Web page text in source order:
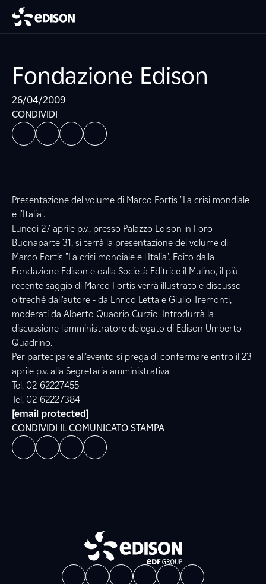
Fondazione Edison
26/04/2009
CONDIVIDI
Presentazione del volume di Marco Fortis "La crisi mondiale
e l'Italia".
Lunedì 27 aprile p.v., presso Palazzo Edison in Foro
Buonaparte 31, si terrà la presentazione del volume di
Marco Fortis "La crisi mondiale e l'Italia". Edito dalla
Fondazione Edison e dalla Società Editrice il Mulino, il più
recente saggio di Marco Fortis verrà illustrato e discusso -
oltreché dall'autore - da Enrico Letta e Giulio Tremonti,
moderati da Alberto Quadrio Curzio. Introdurrà la
discussione l'amministratore delegato di Edison Umberto
Quadrino.
Per partecipare all’evento si prega di confermare entro il 23
aprile p.v. alla Segretaria amministrativa:
Tel. 02-62227455
Tel. 02-62227384
[email protected]
CONDIVIDI IL COMUNICATO STAMPA